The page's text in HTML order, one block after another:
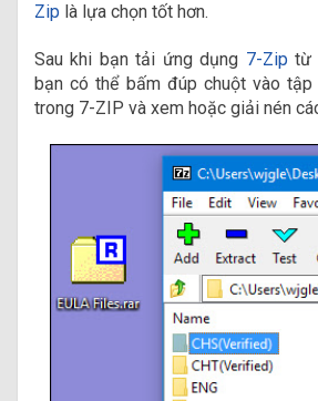
Zip là lựa chọn tốt hơn.
Sau khi bạn tải ứng dụng 7-Zip từ
bạn có thể bấm đúp chuột vào
trong 7-ZIP và xem hoặc giải nén